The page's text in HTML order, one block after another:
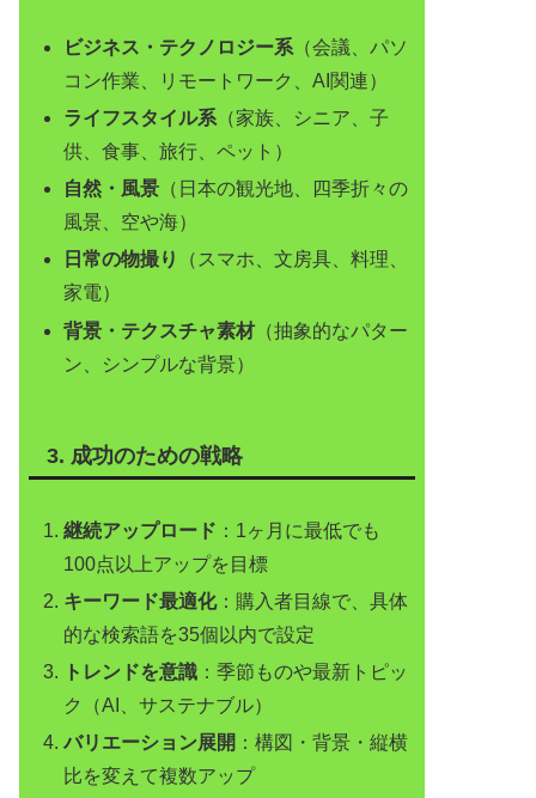
ビジネス・テクノロジー系 （会議、パソ
コン作業、リモートワーク、AI関連）
ライフスタイル系 （家族、シニア、子
供、食事、旅行、ペット）
自然・風景 （日本の観光地、四季折々の
風景、空や海）
日常の物撮り
（スマホ、文房具、料理、
家電）
背景・テクスチャ素材（抽象的なパター
ン、シンプルな背景）
3. 成功のための戦略
継続アップロード ：1ヶ月に最低でも
100点以上アップを目標
キーワード最適化：購入者目線で、具体
的な検索語を35個以内で設定
トレンドを意識 ：季節ものや最新トピッ
ク（AI、サステナブル）
バリエーション展開 ：構図・背景・縦横
比を変えて複数アップ